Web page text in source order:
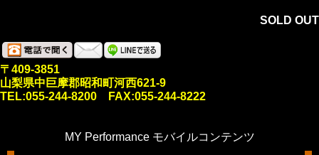
SOLD OUT
〒409-3851
山梨県中巨摩郡昭和町河西621-9
TEL:055-244-8200 FAX:055-244-8222
MY Performance モバイルコンテンツ